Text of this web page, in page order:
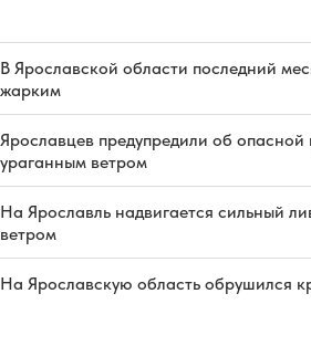
В Ярославской области последний
жарким
Ярославцев предупредили об опасной
ураганным ветром
На Ярославль надвигается сильный
ветром
На Ярославскую область обрушился